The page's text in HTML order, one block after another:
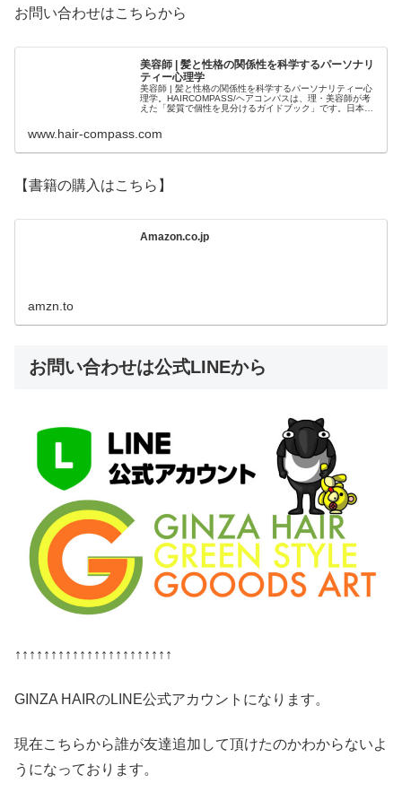
お問い合わせはこちらから
美容師 | 髪と性格の関係性を科学するパーソナリ
ティー心理学
美容師 | 髪と性格の関係性を科学するパーソナリティー心
理学。HAIRCOMPASS/ヘアコンパスは、理・美容師が考
えた「髪質で個性を見分けるガイドブック」です。日本人
www.hair-compass.com
【書籍の購入はこちら】
Amazon.co.jp
amzn.to
お問い合わせは公式LINEから
↑↑↑↑↑↑↑↑↑↑↑↑↑↑↑↑↑↑↑↑↑↑
GINZA HAIRのLINE公式アカウントになります。
現在こちらから誰が友達追加して頂けたのかわからないよ
うになっております。